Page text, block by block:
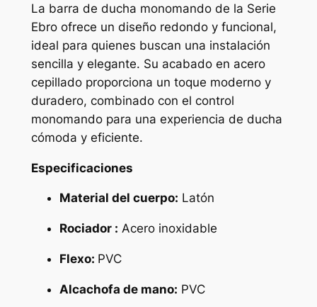
e
r
m
o
s
t
á
t
i
La barra de ducha monomando de la Serie
Ebro ofrece un diseño redondo y funcional,
ideal para quienes buscan una instalación
sencilla y elegante. Su acabado en acero
cepillado proporciona un toque moderno y
duradero, combinado con el control
monomando para una experiencia de ducha
cómoda y eficiente.
Especificaciones
Material del cuerpo: Latón
Rociador : Acero inoxidable
Flexo: PVC
Alcachofa de mano: PVC